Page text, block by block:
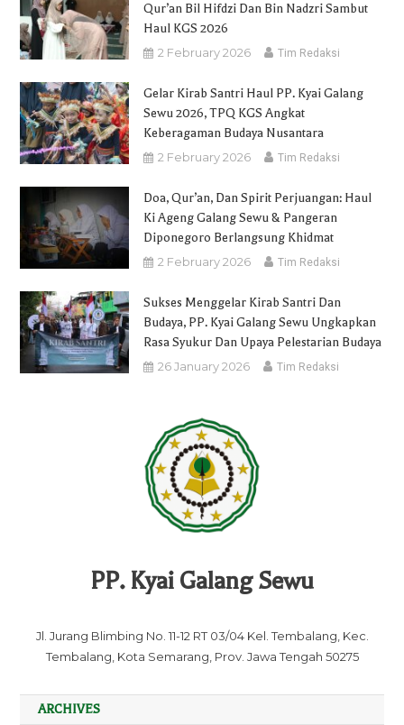
Qur’an Bil Hifdzi Dan Bin Nadzri Sambut
Haul KGS 2026
2 February 2026 Tim Redaksi
Gelar Kirab Santri Haul PP. Kyai Galang
Sewu 2026, TPQ KGS Angkat
Keberagaman Budaya Nusantara
2 February 2026 Tim Redaksi
Doa, Qur’an, Dan Spirit Perjuangan: Haul
Ki Ageng Galang Sewu & Pangeran
Diponegoro Berlangsung Khidmat
2 February 2026 Tim Redaksi
Sukses Menggelar Kirab Santri Dan
Budaya, PP. Kyai Galang Sewu Ungkapkan
Rasa Syukur Dan Upaya Pelestarian Budaya
26 January 2026 Tim Redaksi
PP. Kyai Galang Sewu
Jl. Jurang Blimbing No. 11-12 RT 03/04 Kel. Tembalang, Kec.
Tembalang, Kota Semarang, Prov. Jawa Tengah 50275
ARCHIVES